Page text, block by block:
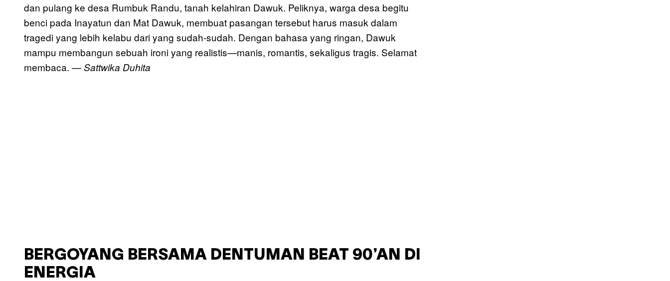
dan pulang ke desa Rumbuk Randu, tanah kelahiran Dawuk. Peliknya, warga desa begitu
benci pada Inayatun dan Mat Dawuk, membuat pasangan tersebut harus masuk dalam
tragedi yang lebih kelabu dari yang sudah-sudah. Dengan bahasa yang ringan, Dawuk
mampu membangun sebuah ironi yang realistis—manis, romantis, sekaligus tragis. Selamat
membaca. —Sattwika Duhita
BERGOYANG BERSAMA DENTUMAN BEAT 90’AN DI
ENERGIA